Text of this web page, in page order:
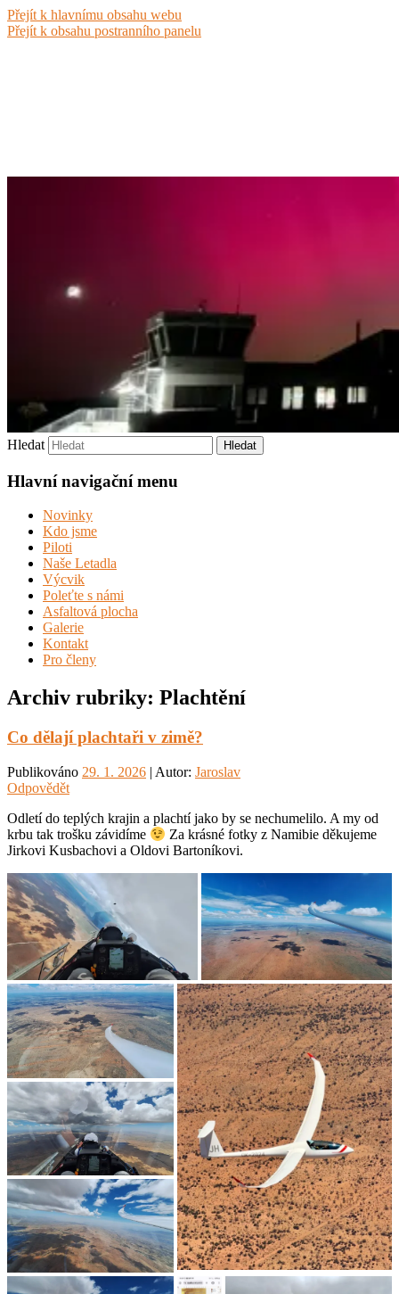
Přejít k hlavnímu obsahu webu
Přejít k obsahu postranního panelu
Hledat
Hlavní navigační menu
Novinky
Kdo jsme
Piloti
Naše Letadla
Výcvik
Poleťte s námi
Asfaltová plocha
Galerie
Kontakt
Pro členy
Archiv rubriky: Plachtění
Co dělají plachtaři v zimě?
Publikováno 29. 1. 2026 | Autor: Jaroslav
Odpovědět
Odletí do teplých krajin a plachtí jako by se nechumelilo. A my od
krbu tak trošku závidíme
Za krásné fotky z Namibie děkujeme
Jirkovi Kusbachovi a Oldovi Bartoníkovi.